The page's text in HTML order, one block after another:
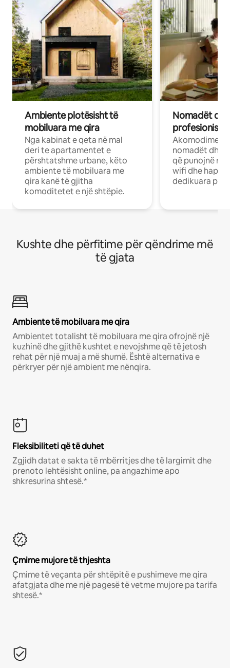
Ambiente plotësisht të
mobiluara me qira
Nga kabinat e qeta në mal
deri te apartamentet e
përshtatshme urbane, këto
ambiente të mobiluara me
qira kanë të gjitha
komoditetet e një shtëpie.
Nomadët
Akomodime
nomadët dhe
që punojnë në
wifi dhe
dedikuara
Kushte dhe përfitime për qëndrime më
të gjata
Ambiente të mobiluara me qira
Ambientet totalisht të mobiluara me qira ofrojnë një
kuzhinë dhe gjithë kushtet e nevojshme që të jetosh
rehat për një muaj a më shumë. Është alternativa e
përkryer për një ambient me nënqira.
Fleksibiliteti që të duhet
Zgjidh datat e sakta të mbërritjes dhe të largimit dhe
prenoto lehtësisht online, pa angazhime apo
shkresurina shtesë.*
Çmime mujore të thjeshta
Çmime të veçanta për shtëpitë e pushimeve me qira
afatgjata dhe me një pagesë të vetme mujore pa tarifa
shtesë.*